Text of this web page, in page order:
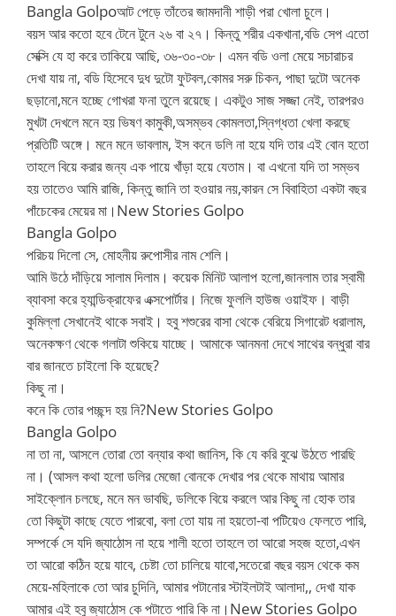
Bangla Golpoআট পেড়ে তাঁতের জামদানী শাড়ী পরা খোলা চুলে।
বয়স আর কতো হবে টেনে টুনে ২৬ বা ২৭। কিন্তু শরীর একখানা,বডি সেপ এতো
সেক্সি যে হা করে তাকিয়ে আছি, ৩৬-৩০-৩৮। এমন বডি ওলা মেয়ে সচারাচর
দেখা যায় না, বডি হিসেবে দুধ দুটো ফুটবল,কোমর সরু চিকন, পাছা দুটো অনেক
ছড়ানো,মনে হচ্ছে গোখরা ফনা তুলে রয়েছে। একটুও সাজ সজ্জা নেই, তারপরও
মুখটা দেখলে মনে হয় ভিষণ কামুকী,অসম্ভব কোমলতা,স্নিগ্ধতা খেলা করছে
প্রতিটি অঙ্গে। মনে মনে ভাবলাম, ইস কনে ডলি না হয়ে যদি তার এই বোন হতো
তাহলে বিয়ে করার জন্য এক পায়ে খাঁড়া হয়ে যেতাম। বা এখনো যদি তা সম্ভব
হয় তাতেও আমি রাজি, কিন্তু জানি তা হওয়ার নয়,কারন সে বিবাহিতা একটা বছর
পাঁচেকের মেয়ের মা। New Stories Golpo
Bangla Golpo
পরিচয় দিলো সে, মোহনীয় রুপোসীর নাম শেলি।
আমি উঠে দাঁড়িয়ে সালাম দিলাম। কয়েক মিনিট আলাপ হলো,জানলাম তার স্বামী
ব্যাবসা করে হ্যান্ডিক্রাফের এক্সপোর্টার। নিজে ফুললি হাউজ ওয়াইফ। বাড়ী
কুমিল্লা সেখানেই থাকে সবাই। হবু শশুরের বাসা থেকে বেরিয়ে সিগারেট ধরালাম,
অনেকক্ষণ থেকে গলাটা শুকিয়ে যাচ্ছে। আমাকে আনমনা দেখে সাথের বন্ধুরা বার
বার জানতে চাইলো কি হয়েছে?
কিছু না।
কনে কি তোর পচ্ছন্দ হয় নি?New Stories Golpo
Bangla Golpo
না তা না, আসলে তোরা তো বন্যার কথা জানিস, কি যে করি বুঝে উঠতে পারছি
না। (আসল কথা হলো ডলির মেজো বোনকে দেখার পর থেকে মাথায় আমার
সাইক্লোন চলছে, মনে মন ভাবছি, ডলিকে বিয়ে করলে আর কিছু না হোক তার
তো কিছুটা কাছে যেতে পারবো, বলা তো যায় না হয়তো-বা পটিয়েও ফেলতে পারি,
সম্পর্কে সে যদি জ্যাঠোস না হয়ে শালী হতো তাহলে তা আরো সহজ হতো,এখন
তা আরো কঠিন হয়ে যাবে, চেষ্টা তো চালিয়ে যাবো,সতেরো বছর বয়স থেকে কম
মেয়ে-মহিলাকে তো আর চুদিনি, আমার পটানোর স্টাইলটাই আলাদা,, দেখা যাক
আমার এই হবু জ্যাঠোস কে পটাতে পারি কি না। New Stories Golpo